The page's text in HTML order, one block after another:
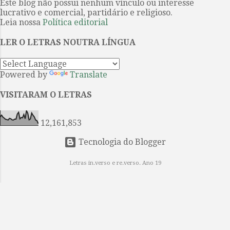
servem sobretudo de base
estrutural, funcionam como
com ironia, humor e seriedade – do
heróico no homem comum na era
moderna. A idéia de um guia não
era estranha ao próprio Joyce.
Reconhecendo a complexidade do
explicativo “para uso doméstico”...
Este blog não possui nenhum vínculo ou interesse
lucrativo e comercial, partidário e religioso.
Leia nossa Política editorial
LER O LETRAS NOUTRA LÍNGUA
Powered by Translate
VISITARAM O LETRAS
12,161,853
Tecnologia do Blogger
Letras in.verso e re.verso. Ano 19